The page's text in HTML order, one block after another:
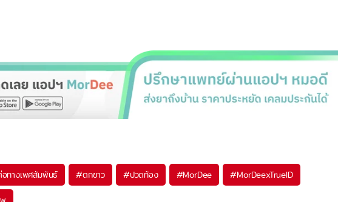
ทางเพศสัมพันธ์ #ตกขาว #ปวดท้อง #MorDee #MorDeexTrueID